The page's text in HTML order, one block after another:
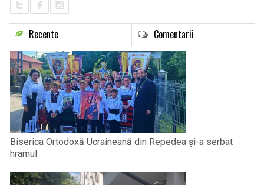
Recente Comentarii
Biserica Ortodoxă Ucraineană din Repedea și-a serbat
hramul